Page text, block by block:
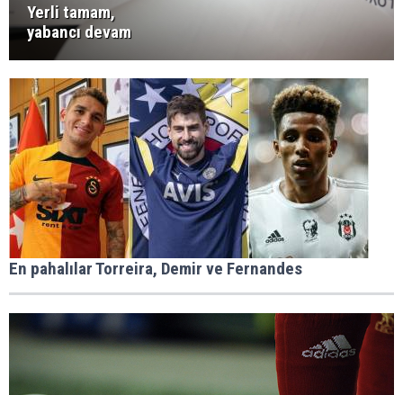
Yerli tamam,
yabancı devam
En pahalılar Torreira, Demir ve Fernandes